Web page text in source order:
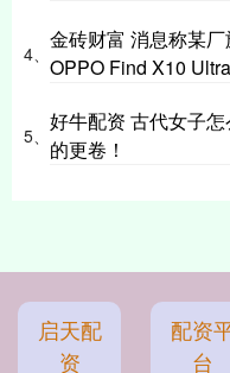
4、
金砖财富 消息称某
OPPO Find X10 Ultra
5、
好牛配资 古代女子
的更卷！
启天配
资
配资
台